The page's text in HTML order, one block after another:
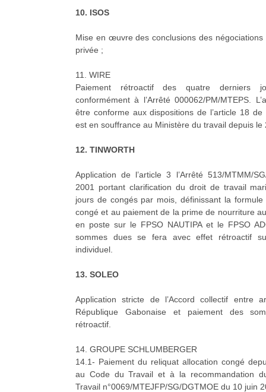
10. ISOS
Mise en œuvre des conclusions des négociations
privée ;
11. WIRE
Paiement rétroactif des quatre derniers
conformément à l’Arrêté 000062/PM/MTEPS.
être conforme aux dispositions de l’article 18 de
est en souffrance au Ministère du travail depuis le
12. TINWORTH
Application de l’article 3 l’Arrêté 513/MTMM/
2001 portant clarification du droit de travail
jours de congés par mois, définissant la formule
congé et au paiement de la prime de nourriture
en poste sur le FPSO NAUTIPA et le FPSO
sommes dues se fera avec effet rétroactif
individuel.
13. SOLEO
Application stricte de l’Accord collectif entre
République Gabonaise et paiement des
rétroactif.
14. GROUPE SCHLUMBERGER
14.1- Paiement du reliquat allocation congé
au Code du Travail et à la recommandation
Travail n°0069/MTEJFP/SG/DGTMOE du 10 juin